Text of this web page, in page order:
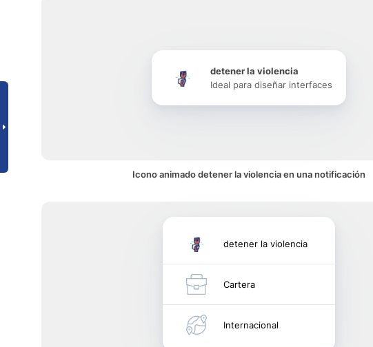
detener la violencia
Ideal para diseñar interfaces
Icono animado detener la violencia en una notificación
detener la violencia
Cartera
Internacional